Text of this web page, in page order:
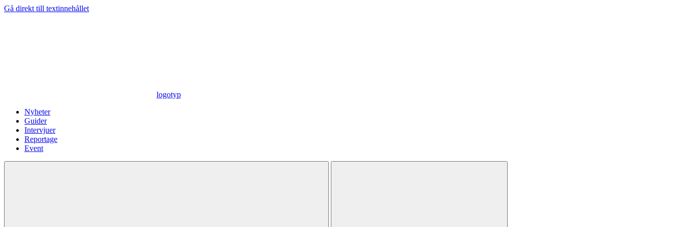
Gå direkt till textinnehållet
logotyp
Nyheter
Guider
Intervjuer
Reportage
Event